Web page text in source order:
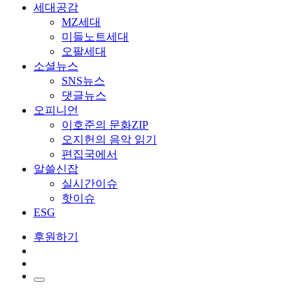
세대공감
MZ세대
미들노트세대
오팔세대
소셜뉴스
SNS뉴스
댓글뉴스
오피니언
이호준의 문화ZIP
오지헌의 음악 읽기
편집국에서
알쓸신잡
실시간이슈
핫이슈
ESG
후원하기